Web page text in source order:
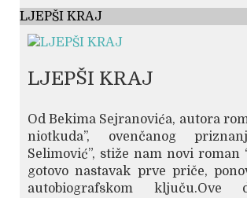
LJEPŠI KRAJ
LJEPŠI KRAJ
Od Bekima Sejranovića, autora
niotkuda’’, ovenčanog
Selimović”, stiže nam novi roman
gotovo nastavak prve priče,
autobiografskom ključu.Ove